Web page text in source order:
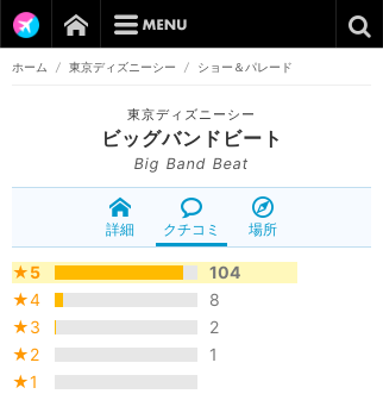
ホーム / 東京ディズニーシー / ショー＆パレード
東京ディズニーシー
ビッグバンドビート
Big Band Beat
詳細 クチコミ 場所
★5
104
★4
8
★3
2
★2
1
★1